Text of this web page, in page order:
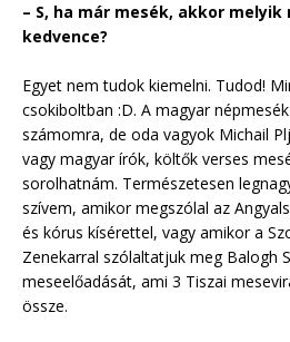
– S, ha már mesék, akkor melyik
kedvence?
Egyet nem tudok kiemelni. Tudod!
csokiboltban :D. A magyar
számomra, de oda vagyok Michail
vagy magyar írók, költők verses
sorolhatnám. Természetesen
szívem, amikor megszólal az
és kórus kísérettel, vagy amikor a
Zenekarral szólaltatjuk meg Balogh
meseelőadását, ami 3 Tiszai
össze.